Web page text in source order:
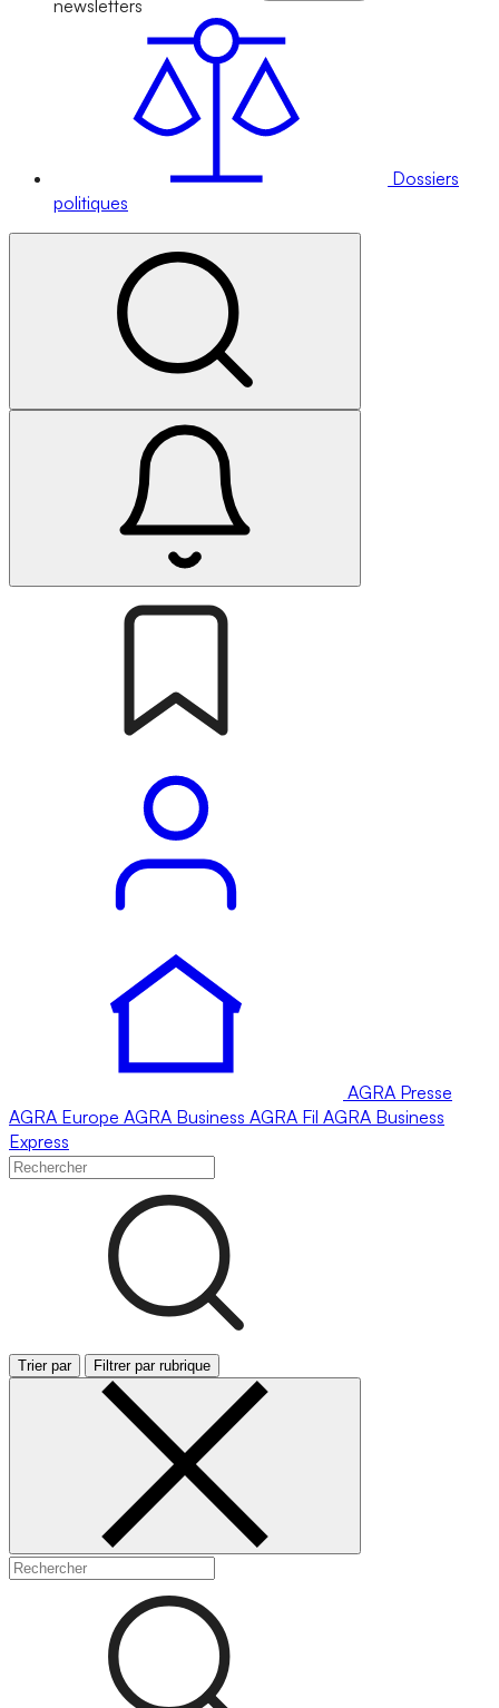
newsletters
Dossiers
politiques
AGRA Presse
AGRA Europe AGRA Business AGRA Fil AGRA Business
Express
Trier par Filtrer par rubrique